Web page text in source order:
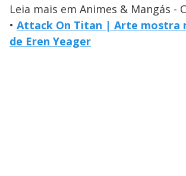
Leia mais em Animes & Mangás -
• Attack On Titan | Arte mostra
de Eren Yeager